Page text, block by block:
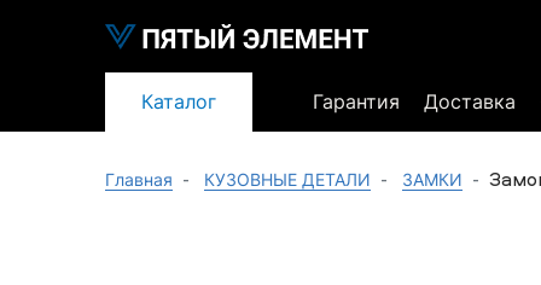
Каталог Гарантия Доставка
Главная КУЗОВНЫЕ ДЕТАЛИ ЗАМКИ